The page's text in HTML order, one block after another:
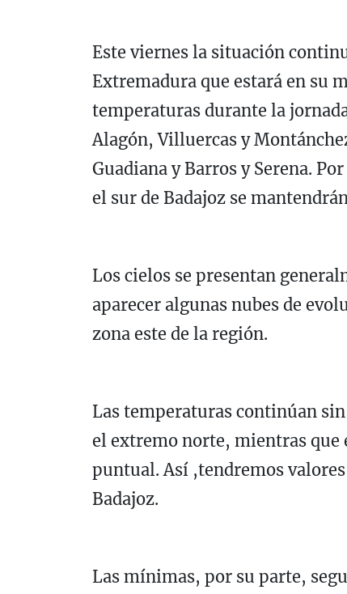
Este viernes la situación
Extremadura que estará en su
temperaturas durante la
Alagón, Villuercas y
Guadiana y Barros y Serena.
el sur de Badajoz se
Los cielos se presentan
aparecer algunas nubes de
zona este de la región.
Las temperaturas continúan
el extremo norte, mientras que
puntual. Así ,tendremos valores
Badajoz.
Las mínimas, por su parte,